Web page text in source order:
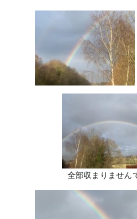
全部収まりません